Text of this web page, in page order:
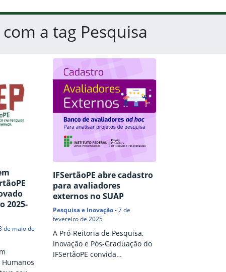
a tag Pesquisa
2025-
de maio de
Humanos
IFSertãoPE abre cadastro
para avaliadores
externos no SUAP
Pesquisa e Inovação -7 de
fevereiro de 2025
A Pró-Reitoria de Pesquisa,
Inovação e Pós-Graduação do
IFSertãoPE convida